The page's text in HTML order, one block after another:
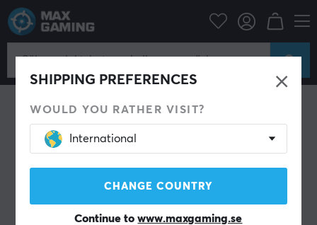
SHIPPING PREFERENCES
WOULD YOU RATHER VISIT?
International
CHANGE COUNTRY
Continue towww.maxgaming.se
Datortillbehör PC rattar